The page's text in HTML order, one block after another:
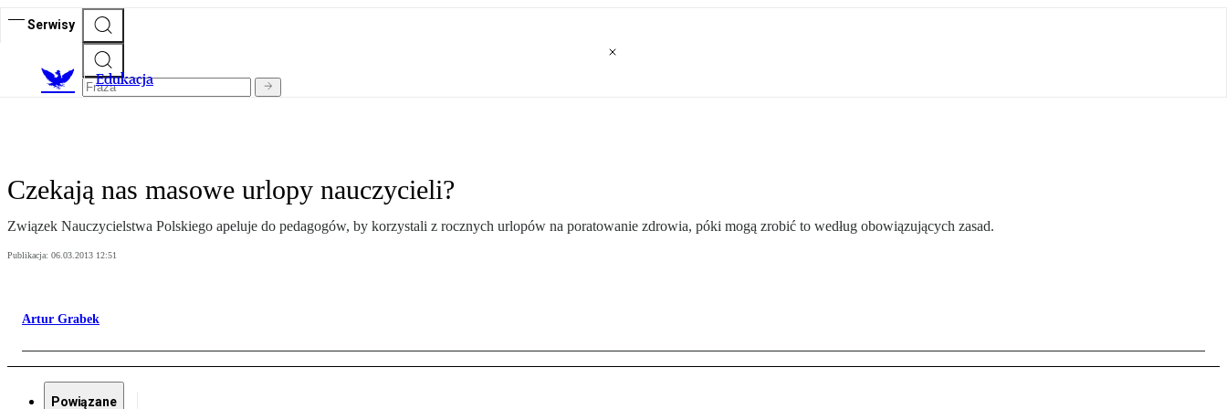
Serwisy
Edukacja
Czekają nas masowe urlopy nauczycieli?
Związek Nauczycielstwa Polskiego apeluje do pedagogów, by korzystali z rocznych urlopów na poratowanie zdrowia, póki mogą zrobić to według obowiązujących zasad.
Publikacja: 06.03.2013 12:51
Artur Grabek
Powiązane